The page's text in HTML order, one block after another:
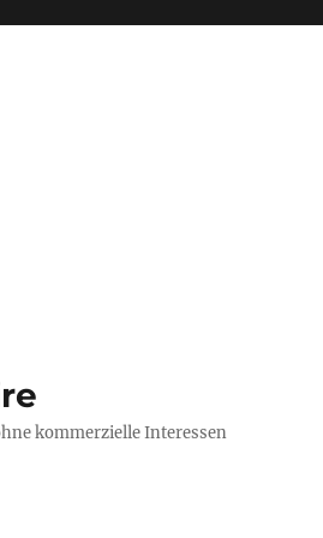
kommerzielle Interessen